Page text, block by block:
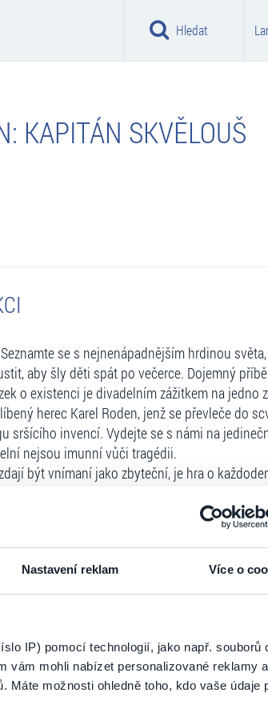
Nastavení reklam Více o
IP) pomocí technologií, jako např. souborů
mohli nabízet personalizované reklamy
Máte možnosti ohledně toho, kdo vaše údaje
Hledat
KAPITÁN SKVĚLOUŠ
se s nejnenápadnějším hrdinou
aby šly děti spát po večerce. Dojemný
o existenci je divadelním zážitkem na jedno
herec Karel Roden, jenž se převleče do
sršícího invencí. Vydejte se s námi na
nejsou imunní vůči tragédii.
být vnímaní jako zbyteční, je hra o
vyhýbá jen o chlup. Jeho hrdinou je
ženu a stane se otcem dcery. Již brzy
hlavně když se jeho manželství začne
pravosti vstupenek
Ticketportal si vždy zakoupíte originální